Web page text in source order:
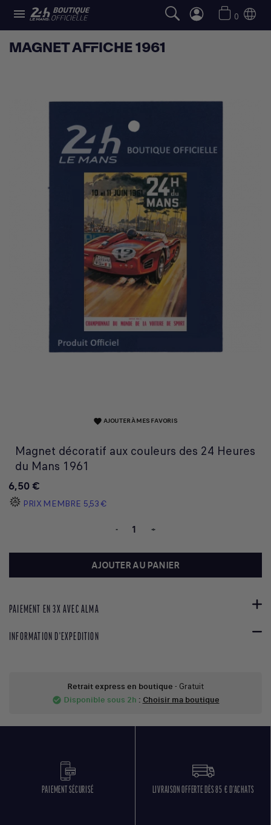
 0
MAGNET AFFICHE 1961
favorite AJOUTER À MES FAVORIS
Magnet décoratif aux couleurs des 24 Heures
du Mans 1961
6,50 €
PRIX MEMBRE 5,53 €
- +
AJOUTER AU PANIER
PAIEMENT EN 3X AVEC ALMA
INFORMATION D'EXPEDITION
Retrait express en boutique - Gratuit
check_circle Disponible sous 2h : Choisir ma boutique
PAIEMENT SÉCURISÉ LIVRAISON OFFERTE DÈS 85 € D'ACHATS